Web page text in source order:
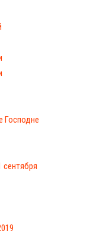
Господне
сентября